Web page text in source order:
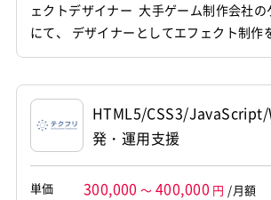
ェクトデザイナー 大手ゲーム制作会社
にて、 デザイナーとしてエフェクト制作
務をお願いいたします。 ・エフェクトの
パフォーマンス制約を踏まえた表現設計
利用方針の整理 etc. [関...
HTML5/CSS3/JavaScript/
発・運用支援
単価 300,000 ～ 400,000 円 /月額